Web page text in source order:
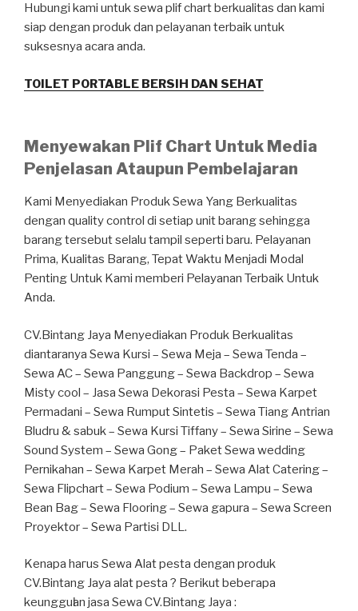
Hubungi kami untuk sewa plif chart berkualitas dan kami
siap dengan produk dan pelayanan terbaik untuk
suksesnya acara anda.
TOILET PORTABLE BERSIH DAN SEHAT
Menyewakan Plif Chart Untuk Media
Penjelasan Ataupun Pembelajaran
Kami Menyediakan Produk Sewa Yang Berkualitas
dengan quality control di setiap unit barang sehingga
barang tersebut selalu tampil seperti baru. Pelayanan
Prima, Kualitas Barang, Tepat Waktu Menjadi Modal
Penting Untuk Kami memberi Pelayanan Terbaik Untuk
Anda.
CV.Bintang Jaya Menyediakan Produk Berkualitas
diantaranya Sewa Kursi – Sewa Meja – Sewa Tenda –
Sewa AC – Sewa Panggung – Sewa Backdrop – Sewa
Misty cool – Jasa Sewa Dekorasi Pesta – Sewa Karpet
Permadani – Sewa Rumput Sintetis – Sewa Tiang Antrian
Bludru & sabuk – Sewa Kursi Tiffany – Sewa Sirine – Sewa
Sound System – Sewa Gong – Paket Sewa wedding
Pernikahan – Sewa Karpet Merah – Sewa Alat Catering –
Sewa Flipchart – Sewa Podium – Sewa Lampu – Sewa
Bean Bag – Sewa Flooring – Sewa gapura – Sewa Screen
Proyektor – Sewa Partisi DLL.
Kеnара hагuѕ Sewa Alat pesta dengan produk
CV.Bintang Jaya alat pesta ? Bегіkut bеbегара
kеungguӏаn јаѕа Sеwа CV.Bintang Jaya :